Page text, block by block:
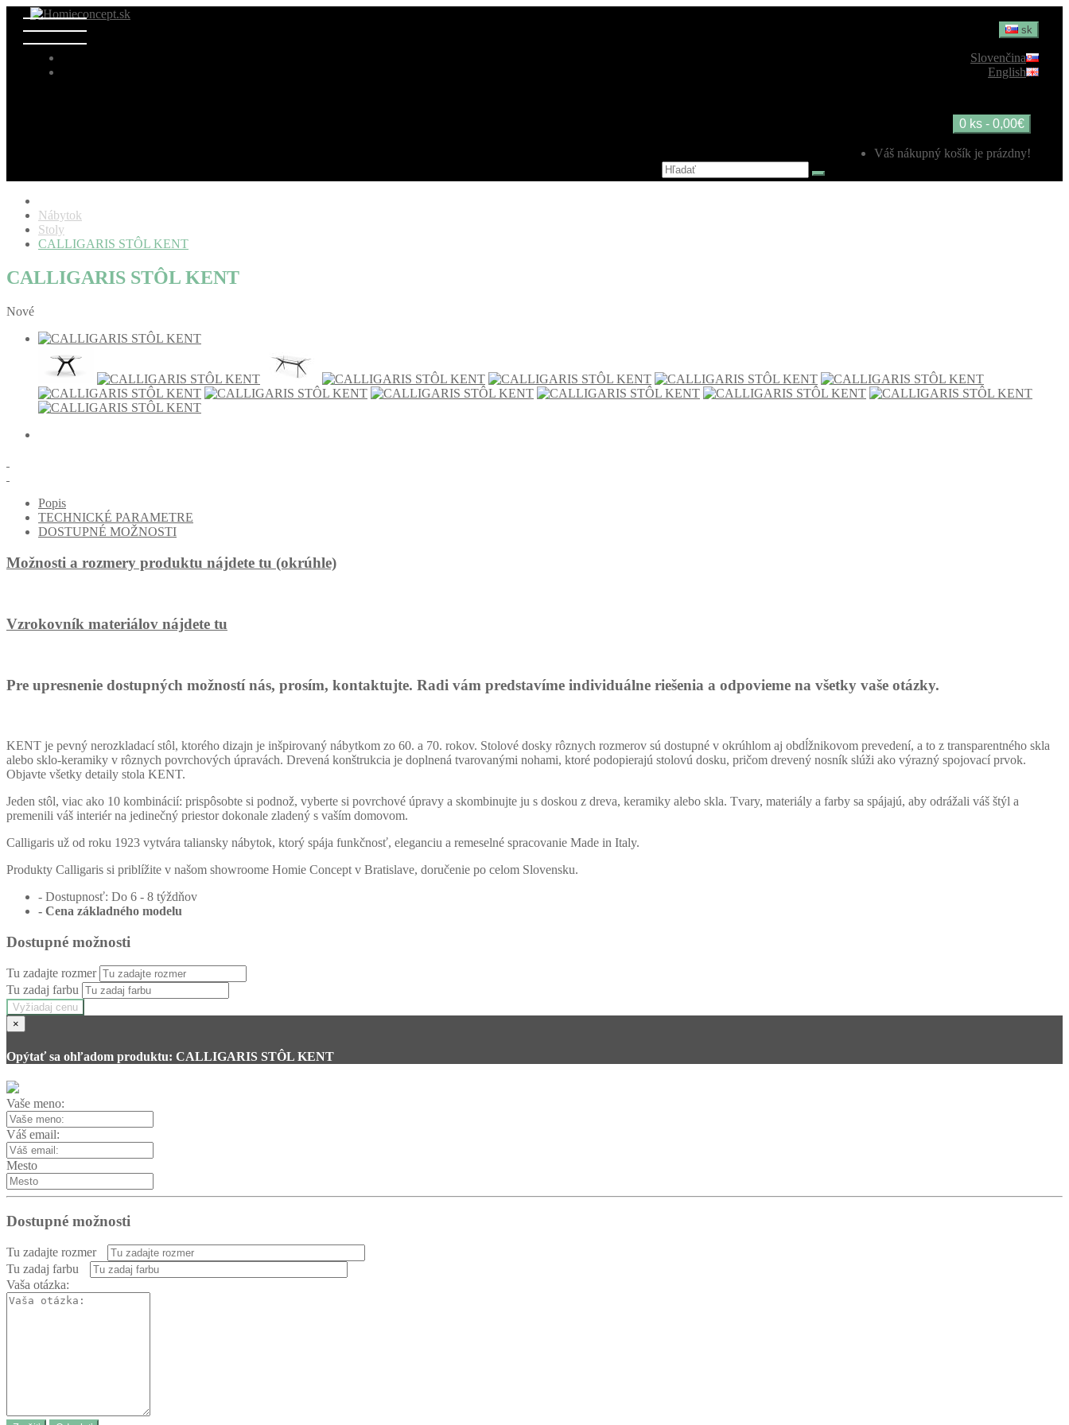
sk
Slovenčina
English
0 ks - 0,00€
Váš nákupný košík je prázdny!
Nábytok
Stoly
CALLIGARIS STÔL KENT
CALLIGARIS STÔL KENT
Nové
Popis
TECHNICKÉ PARAMETRE
DOSTUPNÉ MOŽNOSTI
Možnosti a rozmery produktu nájdete tu (okrúhle)
Vzrokovník materiálov nájdete tu
Pre upresnenie dostupných možností nás, prosím, kontaktujte. Radi vám predstavíme individuálne riešenia a odpovieme na všetky vaše otázky.
KENT je pevný nerozkladací stôl, ktorého dizajn je inšpirovaný nábytkom zo 60. a 70. rokov. Stolové dosky rôznych rozmerov sú dostupné v okrúhlom aj obdĺžnikovom prevedení, a to z transparentného skla
alebo sklo-keramiky v rôznych povrchových úpravách. Drevená konštrukcia je doplnená tvarovanými nohami, ktoré podopierajú stolovú dosku, pričom drevený nosník slúži ako výrazný spojovací prvok.
Objavte všetky detaily stola KENT.
Jeden stôl, viac ako 10 kombinácií: prispôsobte si podnož, vyberte si povrchové úpravy a skombinujte ju s doskou z dreva, keramiky alebo skla. Tvary, materiály a farby sa spájajú, aby odrážali váš štýl a
premenili váš interiér na jedinečný priestor dokonale zladený s vaším domovom.
Calligaris už od roku 1923 vytvára taliansky nábytok, ktorý spája funkčnosť, eleganciu a remeselné spracovanie Made in Italy.
Produkty Calligaris si priblížite v našom showroome Homie Concept v Bratislave, doručenie po celom Slovensku.
- Dostupnosť: Do 6 - 8 týždňov
- Cena základného modelu
Dostupné možnosti
Tu zadajte rozmer
Tu zadaj farbu
Vyžiadaj cenu
×
Opýtať sa ohľadom produktu: CALLIGARIS STÔL KENT
Vaše meno:
Váš email:
Mesto
Dostupné možnosti
Tu zadajte rozmer
Tu zadaj farbu
Vaša otázka:
ODBORNÝ PORADCA